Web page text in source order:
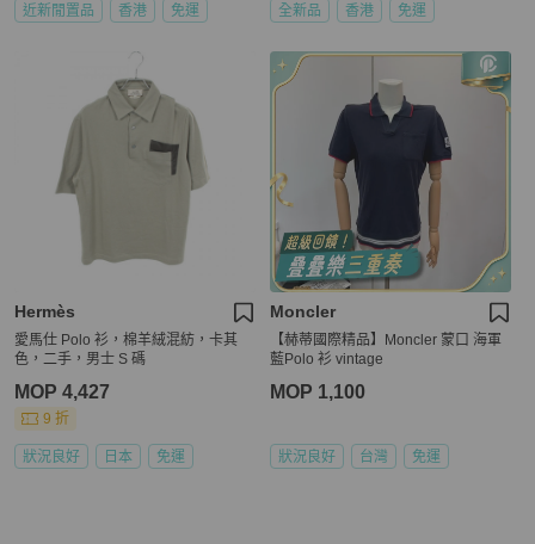
近新閒置品 香港 免運 全新品 香港 免運
Hermès
愛馬仕 Polo 衫，棉羊絨混紡，卡其
色，二手，男士 S 碼
MOP 4,427
9 折
狀況良好 日本 免運
Moncler
【赫蒂國際精品】Moncler 蒙口 海軍
藍Polo 衫 vintage
MOP 1,100
狀況良好 台灣 免運